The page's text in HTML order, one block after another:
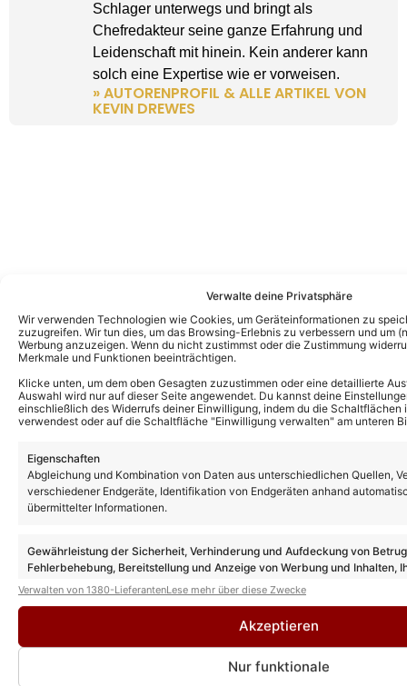
Verwalte deine Privatsphäre
Wir verwenden Technologien wie Cookies, um Geräteinformationen zu
zuzugreifen. Wir tun dies, um das Browsing-Erlebnis zu verbessern und um
Werbung anzuzeigen. Wenn du nicht zustimmst oder die Zustimmung
Merkmale und Funktionen beeinträchtigen.
Klicke unten, um dem oben Gesagten zuzustimmen oder eine detaillierte
Auswahl wird nur auf dieser Seite angewendet. Du kannst deine
einschließlich des Widerrufs deiner Einwilligung, indem du die
verwendest oder auf die Schaltfläche "Einwilligung verwalten" am unteren
Eigenschaften
Abgleichung und Kombination von Daten aus unterschiedlichen Quellen,
verschiedener Endgeräte, Identifikation von Endgeräten anhand
übermittelter Informationen.
Gewährleistung der Sicherheit, Verhinderung und Aufdeckung von
Fehlerbehebung, Bereitstellung und Anzeige von Werbung und Inhalten,
Entscheidungen zum Datenschutz speichern und übermitteln.
Verwalten von 1380-LieferantenLese mehr über diese Zwecke
Akzeptieren
Nur funktionale
Schlager unterwegs und bringt als
Chefredakteur seine ganze Erfahrung und
Leidenschaft mit hinein. Kein anderer kann
solch eine Expertise wie er vorweisen.
» AUTORENPROFIL & ALLE ARTIKEL VON
KEVIN DREWES
Das könnte Euch auch interessieren:
Anna-Maria Zivkov über ihren Heimspiel-
Auftritt bei Andrea Berg und ihre Familie:
„Ich bin mein größter Kritiker“
Andrea Berg Heimspiel: Bonnie-Tyler-